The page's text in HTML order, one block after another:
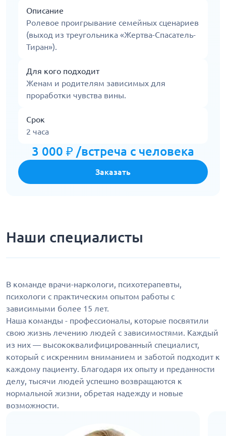
Описание
Ролевое проигрывание семейных сценариев
(выход из треугольника «Жертва-Спасатель-
Тиран»).
Для кого подходит
Женам и родителям зависимых для
проработки чувства вины.
Срок
2 часа
3 000 ₽ /встреча с человека
Заказать
Наши специалисты
В команде врачи-наркологи, психотерапевты,
психологи с практическим опытом работы с
зависимыми более 15 лет.
Наша команды - профессионалы, которые посвятили
свою жизнь лечению людей с зависимостями. Каждый
из них — высококвалифицированный специалист,
который с искренним вниманием и заботой подходит к
каждому пациенту. Благодаря их опыту и преданности
делу, тысячи людей успешно возвращаются к
нормальной жизни, обретая надежду и новые
возможности.